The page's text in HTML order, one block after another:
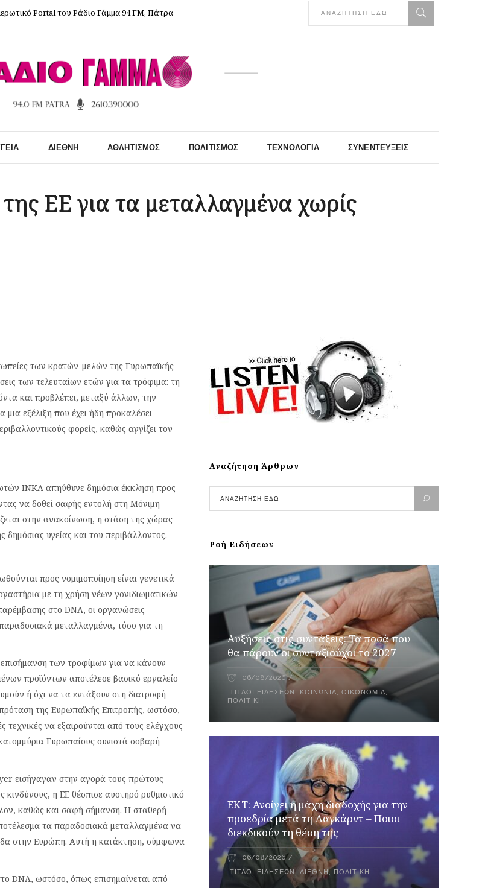
Portal του Ράδιο Γάμμα 94 FM, Πάτρα
ΔΙΕΘΝΉ ΑΘΛΗΤΙΣΜΌΣ ΠΟΛΙΤΙΣΜΌΣ ΤΕΧΝΟΛΟΓΊΑ ΣΥΝΕΝΤΕΎΞΕΙΣ
ΕΕ για τα μεταλλαγμένα χωρίς
των κρατών-μελών της Ευρωπαϊκής
των τελευταίων ετών για τα τρόφιμα: τη
και προβλέπει, μεταξύ άλλων, την
μια εξέλιξη που έχει ήδη προκαλέσει
φορείς, καθώς αγγίζει τον
ΙΝΚΑ απηύθυνε δημόσια έκκληση προς
να δοθεί σαφής εντολή στη Μόνιμη
στην ανακοίνωση, η στάση της χώρας
υγείας και του περιβάλλοντος.
προς νομιμοποίηση είναι γενετικά
με τη χρήση νέων γονιδιωματικών
στο DNA, οι οργανώσεις
μεταλλαγμένα, τόσο για τη
των τροφίμων για να κάνουν
προϊόντων αποτέλεσε βασικό εργαλείο
ή όχι να τα εντάξουν στη διατροφή
της Ευρωπαϊκής Επιτροπής, ωστόσο,
να εξαιρούνται από τους ελέγχους
Ευρωπαίους συνιστά σοβαρή
εισήγαγαν στην αγορά τους πρώτους
η ΕΕ θέσπισε αυστηρό ρυθμιστικό
καθώς και σαφή σήμανση. Η σταθερή
τα παραδοσιακά μεταλλαγμένα να
στην Ευρώπη. Αυτή η κατάκτηση, σύμφωνα
DNA, ωστόσο, όπως επισημαίνεται από
Αναζήτηση Άρθρων
Ροή Ειδήσεων
Αυξήσεις στις συντάξεις: Τα ποσά που
θα πάρουν οι συνταξιούχοι το 2027
06/08/2026
ΤΊΤΛΟΙ ΕΙΔΉΣΕΩΝ , ΚΟΙΝΩΝΊΑ,ΟΙΚΟΝΟΜΊΑ,
ΠΟΛΙΤΙΚΉ
ΕΚΤ: Ανοίγει η μάχη διαδοχής για την
προεδρία μετά τη Λαγκάρντ – Ποιοι
διεκδικούν τη θέση της
06/08/2026
ΤΊΤΛΟΙ ΕΙΔΉΣΕΩΝ ,ΔΙΕΘΝΉ, ΠΟΛΙΤΙΚΉ